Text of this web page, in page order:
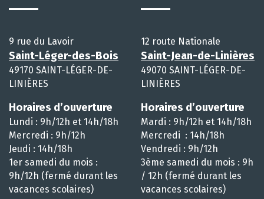
9 rue du Lavoir
Saint-Léger-des-Bois
49170 SAINT-LÉGER-DE-
LINIÈRES
Horaires d’ouverture
Lundi : 9h/12h et 14h/18h
Mercredi : 9h/12h
Jeudi : 14h/18h
1er samedi du mois :
9h/12h (fermé durant les
vacances scolaires)
12 route Nationale
Saint-Jean-de-Linières
49070 SAINT-LÉGER-DE-
LINIÈRES
Horaires d’ouverture
Mardi : 9h/12h et 14h/18h
Mercredi : 14h/18h
Vendredi : 9h/12h
3ème samedi du mois : 9h
/ 12h (fermé durant les
vacances scolaires)